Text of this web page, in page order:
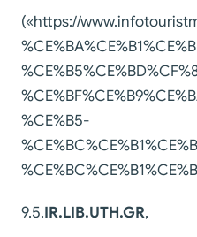
(«https://
%CE%B5-
9.5.IR.LIB.UTH.GR,